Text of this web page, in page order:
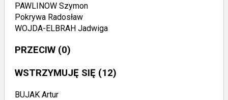
PAWLINOW Szymon
Pokrywa Radosław
WOJDA-ELBRAH Jadwiga
PRZECIW (0)
WSTRZYMUJĘ SIĘ (12)
BUJAK Artur